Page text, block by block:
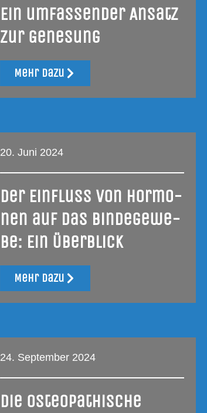
Ein umfas­sen­der Ansatz
zur Genesung
Mehr dazu
20. Juni 2024
Der Ein­fluss von Hor­mo­
nen auf das Bin­de­ge­we­
be: Ein Überblick
Mehr dazu
24. September 2024
Die osteopathische